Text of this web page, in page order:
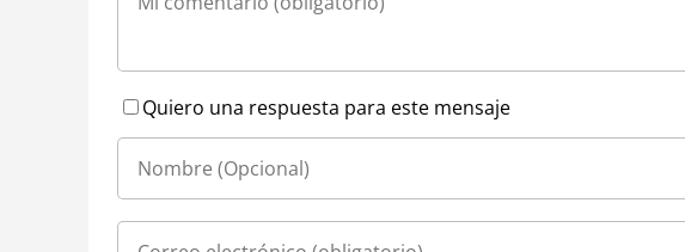
Quiero una respuesta para este mensaje